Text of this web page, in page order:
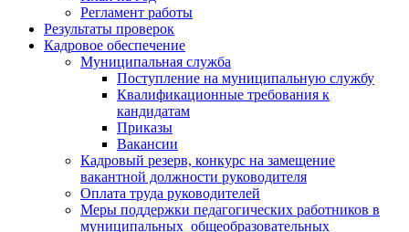
Регламент работы
Результаты проверок
Кадровое обеспечение
Муниципальная служба
Поступление на муниципальную службу
Квалификационные требования к
кандидатам
Приказы
Вакансии
Кадровый резерв, конкурс на замещение
вакантной должности руководителя
Оплата труда руководителей
Меры поддержки педагогических работников в
муниципальных общеобразовательных